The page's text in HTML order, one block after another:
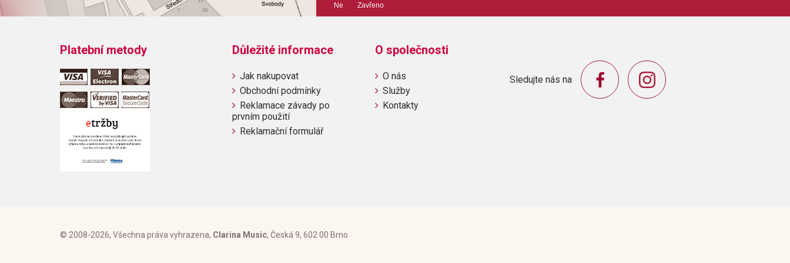
Výrobce: SCHOTT&Co. LTD
Bergwerkslied (Japan)Handwerkslied (England)Jingle, Bells
(Amerika)Melodie (Fidschiinseln)Melodie (Irland)Negro Spiritual
(Amerika)Samba (Brasilien)Tanzlied (Frankreich)Tanzlied (Israel)Tanzlied
Ne Zavřeno
Platební metody Důležité informace
Jak nakupovat
Obchodní podmínky
Reklamace závady po
prvním použití
Reklamační formulář
O společnosti
O nás
Služby
Kontakty
Sledujte nás na
© 2008-2026, Všechna práva vyhrazena, Clarina Music, Česká 9, 602 00 Brno